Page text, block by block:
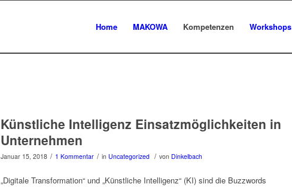
Home MAKOWA Kompetenzen Workshops
Künstliche Intelligenz Einsatzmöglichkeiten in
Unternehmen
Januar 15, 2018 / 1 Kommentar / in Uncategorized / von Dinkelbach
„Digitale Transformation“ und „Künstliche Intelligenz“ (KI) sind die Buzzwords